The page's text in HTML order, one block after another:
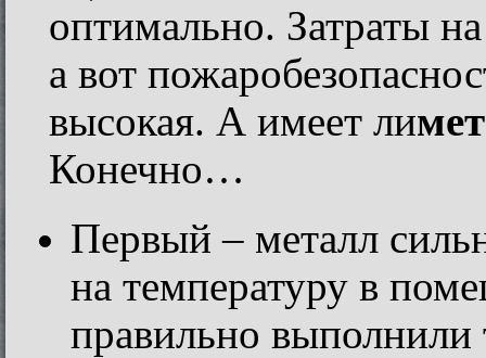
оптимально. Затраты
а вот
высокая. А имеет ли
Конечно…
Первый – металл
на температуру в
правильно